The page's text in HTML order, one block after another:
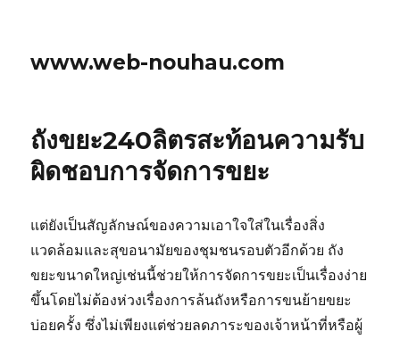
www.web-nouhau.com
ถังขยะ240ลิตรสะท้อนความรับ
ผิดชอบการจัดการขยะ
แต่ยังเป็นสัญลักษณ์ของความเอาใจใส่ในเรื่องสิ่ง
แวดล้อมและสุขอนามัยของชุมชนรอบตัวอีกด้วย ถัง
ขยะขนาดใหญ่เช่นนี้ช่วยให้การจัดการขยะเป็นเรื่องง่าย
ขึ้นโดยไม่ต้องห่วงเรื่องการล้นถังหรือการขนย้ายขยะ
บ่อยครั้ง ซึ่งไม่เพียงแต่ช่วยลดภาระของเจ้าหน้าที่หรือผู้